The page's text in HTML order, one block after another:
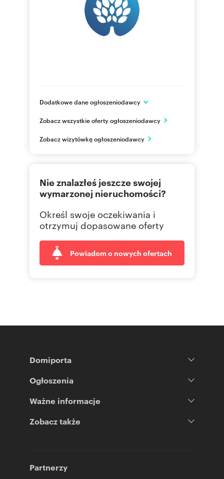
Dodatkowe dane ogłoszeniodawcy
Bydgoszcz
PL
Zobacz wszystkie oferty ogłoszeniodawcy
Zobacz wizytówkę ogłoszeniodawcy
Nie znalazłeś jeszcze swojej
wymarzonej nieruchomości?
Określ swoje oczekiwania i
otrzymuj dopasowane oferty
Powiadom o nowych ofertach
Domiporta
Ogłoszenia
Ważne informacje
Zobacz także
Partnerzy